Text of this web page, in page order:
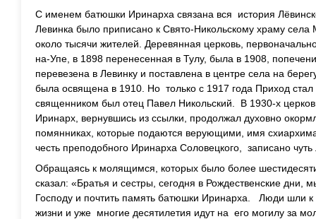
С именем батюшки Иринарха связана вся история
Левинка было приписано к Свято-Никольскому храму села
около тысячи жителей. Деревянная церковь,
на-Упе, в 1898 перенесенная в Тулу, была в 1908,
перевезена в Левинку и поставлена в центре села на
была освящена в 1910. Но только с 1917 года Приход
священником был отец Павел Никольский. В 1930-х
Иринарх, вернувшись из ссылки, продолжал духовно
помянниках, которые подаются верующими, имя
честь преподобного Иринарха Соловецкого, записано
Обращаясь к молящимся, которых было более
сказал: «Братья и сестры, сегодня в Рождественские дни,
Господу и почтить память батюшки Иринарха. Люди шли
жизни и уже многие десятилетия идут на его могилу за